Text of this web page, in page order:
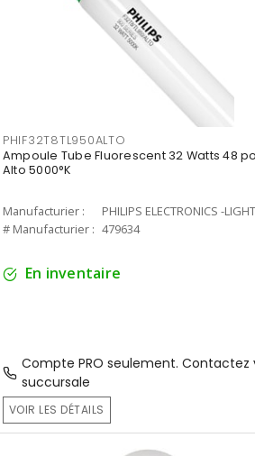
PHIF32T8TL950ALTO
Ampoule Tube Fluorescent 32 Watts 48
Alto 5000°K
Manufacturier :
PHILIPS ELECTRONICS -LIGHT
# Manufacturier : 479634
En inventaire
Compte PRO seulement. Contactez
succursale
VOIR LES DÉTAILS